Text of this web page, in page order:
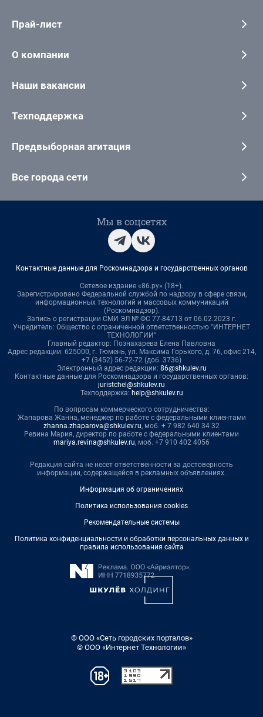
Прай-лист
О компании
Наши вакансии
Техподдержка
Предвыборная агитация
Все города сети
Мы в соцсетях
Контактные данные для Роскомнадзора и государственных органов
Сетевое издание «86.ру» (18+).
Зарегистрировано Федеральной службой по надзору в сфере связи,
информационных технологий и массовых коммуникаций
(Роскомнадзор).
Запись о регистрации СМИ ЭЛ № ФС 77-84713 от 06.02.2023 г.
Учредитель: Общество с ограниченной ответственностью "ИНТЕРНЕТ
ТЕХНОЛОГИИ"
Главный редактор: Познахарева Елена Павловна
Адрес редакции: 625000, г. Тюмень, ул. Максима Горького, д. 76, офис 214,
+7 (3452) 56-72-72 (доб. 3736)
Электронный адрес редакции: 86@shkulev.ru
Контактные данные для Роскомнадзора и государственных органов:
juristchel@shkulev.ru
Техподдержка: help@shkulev.ru
По вопросам коммерческого сотрудничества:
Жапарова Жанна, менеджер по работе с федеральными клиентами
zhanna.zhaparova@shkulev.ru, моб. + 7 982 640 34 32
Ревина Мария, директор по работе с федеральными клиентами
mariya.revina@shkulev.ru, моб. +7 910 402 4056
Редакция сайта не несет ответственности за достоверность
информации, содержащейся в рекламных объявлениях.
Информация об ограничениях
Политика использования cookies
Рекомендательные системы
Политика конфиденциальности и обработки персональных данных и
правила использования сайта
© ООО «Сеть городских порталов»
© ООО «Интернет Технологии»